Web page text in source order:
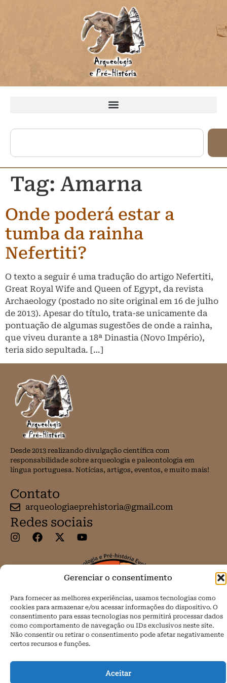
Gerenciar o consentimento
Para fornecer as melhores experiências, usamos tecnologias como
cookies para armazenar e/ou acessar informações do dispositivo. O
consentimento para essas tecnologias nos permitirá processar dados
como comportamento de navegação ou IDs exclusivos neste site.
Não consentir ou retirar o consentimento pode afetar negativamente
certos recursos e funções.
Aceitar
Tag: Amarna
Onde poderá estar a
tumba da rainha
Nefertiti?
O texto a seguir é uma tradução do artigo Nefertiti,
Great Royal Wife and Queen of Egypt, da revista
Archaeology (postado no site original em 16 de julho
de 2013). Apesar do título, trata-se unicamente da
pontuação de algumas sugestões de onde a rainha,
que viveu durante a 18ª Dinastia (Novo Império),
teria sido sepultada. […]
Desde 2013 realizando divulgação científica com
responsabilidade sobre arqueologia e paleontologia em
língua portuguesa. Notícias, artigos, eventos, e muito mais!
Contato
arqueologiaeprehistoria@gmail.com
Redes sociais